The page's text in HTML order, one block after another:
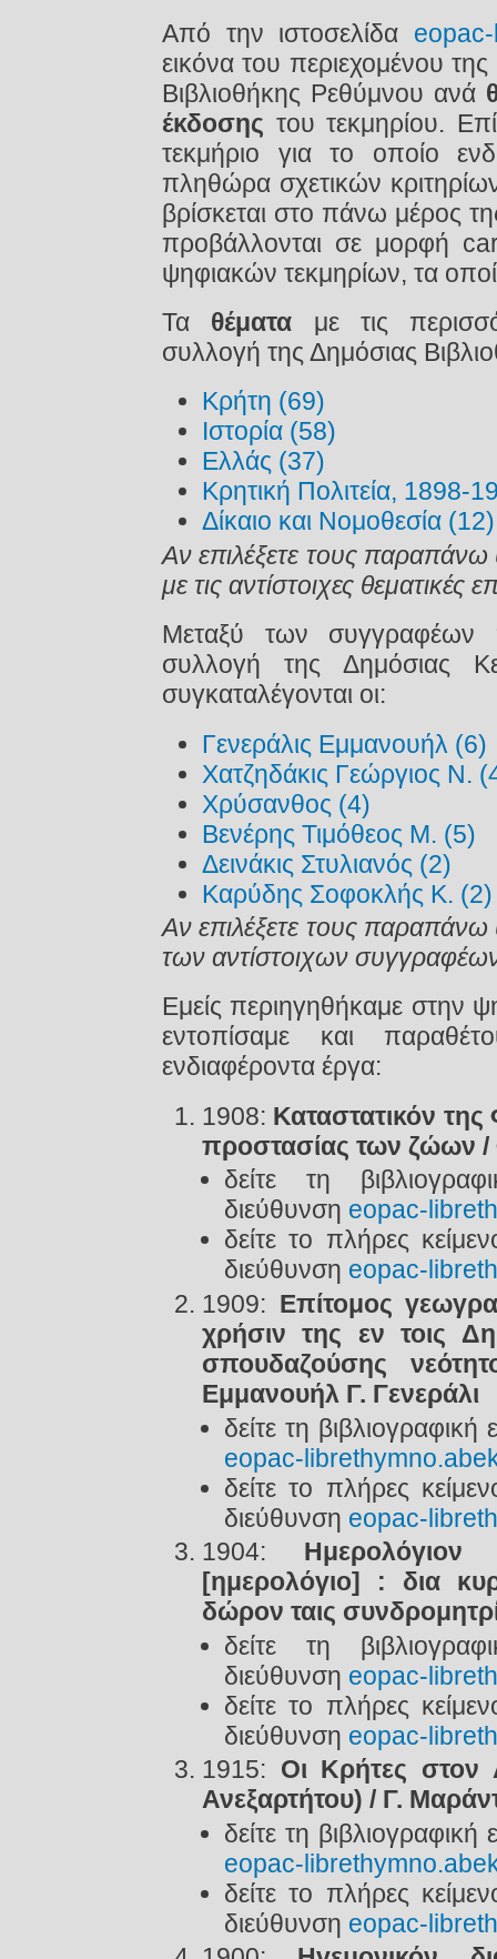
Από την ιστοσελίδα
εικόνα του περιεχομένου
Βιβλιοθήκης Ρεθύμνου ανά
έκδοσης του τεκμηρίου.
τεκμήριο για το οποίο
πληθώρα σχετικών
βρίσκεται στο πάνω μέρος
προβάλλονται σε μορφή
ψηφιακών τεκμηρίων, τα
Τα θέματα με τις
συλλογή της Δημόσιας
Κρήτη (69)
Ιστορία (58)
Ελλάς (37)
Κρητική Πολιτεία, 1898-
Δίκαιο και Νομοθεσία (12)
Αν επιλέξετε τους
με τις αντίστοιχες θεματικές
Μεταξύ των συγγραφέων
συλλογή της Δημόσιας
συγκαταλέγονται οι:
Γενεράλις Εμμανουήλ (6)
Χατζηδάκις Γεώργιος Ν.
Χρύσανθος (4)
Βενέρης Τιμόθεος Μ. (5)
Δεινάκις Στυλιανός (2)
Καρύδης Σοφοκλής Κ. (2)
Αν επιλέξετε τους
των αντίστοιχων
Εμείς περιηγηθήκαμε στην
εντοπίσαμε και
ενδιαφέροντα έργα:
1908: Καταστατικόν
προστασίας των ζώων /
δείτε τη
διεύθυνση eopac-
δείτετο πλήρες
διεύθυνση eopac-
1909: Επίτομος
χρήσιν της εν τοις
σπουδαζούσης
Εμμανουήλ Γ. Γενεράλι
δείτε τη
eopac-
δείτε το πλήρες
διεύθυνση eopac-
1904:
[ημερολόγιο] : δια
δώρον ταις
δείτε τη
διεύθυνση eopac-
δείτε το πλήρες
διεύθυνση eopac-
1915: Οι Κρήτες
Ανεξαρτήτου) / Γ.
δείτε τη
eopac-
δείτε το πλήρες
διεύθυνση eopac-